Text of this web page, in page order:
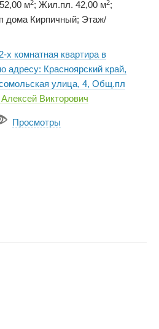
м2; Жил.пл. 42,00 м2;
дома Кирпичный; Этаж/
х комнатная квартира в
адресу: Красноярский край,
улица, 4, Общ.пл
Викторович
Просмотры